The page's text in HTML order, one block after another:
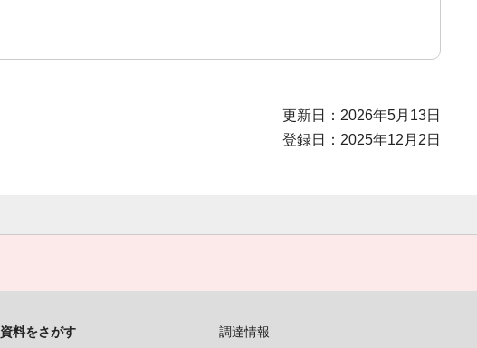
更新日：2026年5月13日
登録日：2025年12月2日
資料をさがす
調達情報